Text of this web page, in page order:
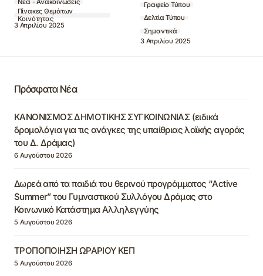
Νέα - Ανακοινώσεις
Πίνακες Θεμάτων
Κοινότητας
3 Απριλίου 2025
Γραφείο Τύπου
Δελτία Τύπου
Σημαντικά
3 Απριλίου 2025
Πρόσφατα Νέα
ΚΑΝΟΝΙΣΜΟΣ ΔΗΜΟΤΙΚΗΣ ΣΥΓΚΟΙΝΩΝΙΑΣ (ειδικά
δρομολόγια για τις ανάγκες της υπαίθριας λαϊκής αγοράς
του Δ. Δράμας)
6 Αυγούστου 2026
Δωρεά από τα παιδιά του θερινού προγράμματος “Active
Summer” του Γυμναστικού Συλλόγου Δράμας στο
Κοινωνικό Κατάστημα Αλληλεγγύης
5 Αυγούστου 2026
ΤΡΟΠΟΠΟΙΗΣΗ ΩΡΑΡΙΟΥ ΚΕΠ
5 Αυγούστου 2026